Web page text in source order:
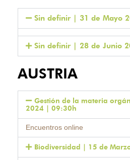
Sin definir | 31 de Mayo
Sin definir | 28 de Junio
AUSTRIA
Gestión de la materia
2024 | 09:30h
Encuentros online
Biodiversidad | 15 de